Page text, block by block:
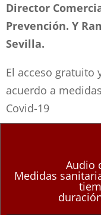
Director
Prevención. Y
Sevilla.
El acceso
acuerdo a
Covid-19
Audio
Medidas